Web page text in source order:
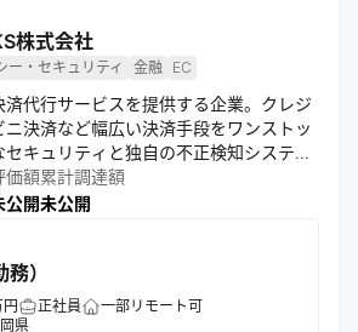
株式会社
ー・セキュリティ 金融 EC
代行サービスを提供する企業。クレジ
ニ決済など幅広い決済手段をワンストッ
キュリティと独自の不正検知システム
の連携や24時間365日の安定稼働によ
決済環境を実現。キャッシュレス社会
価額
公開
累計調達額
未公開
）
正社員
一部リモート可
県